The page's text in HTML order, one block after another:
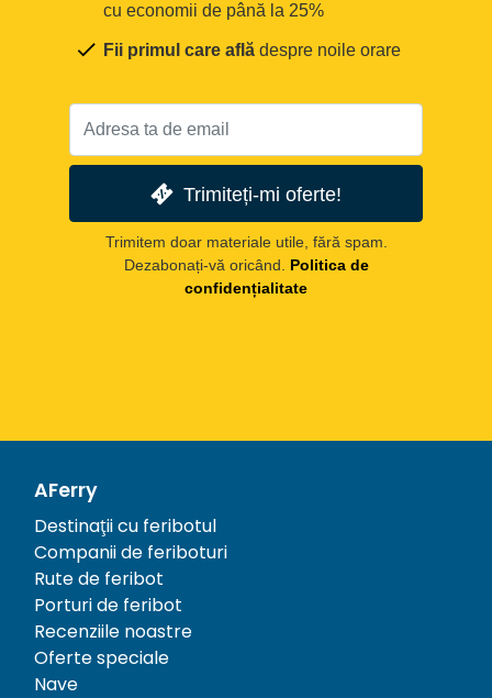
cu economii de până la 25%
Fii primul care află despre noile orare
Trimiteți-mi oferte!
Trimitem doar materiale utile, fără spam.
Dezabonați-vă oricând.
Politica de
confidențialitate
AFerry
Destinații cu feribotul
Companii de feriboturi
Rute de feribot
Porturi de feribot
Recenziile noastre
Oferte speciale
Nave